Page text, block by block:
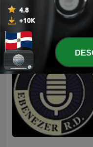
Alejandro Bullón